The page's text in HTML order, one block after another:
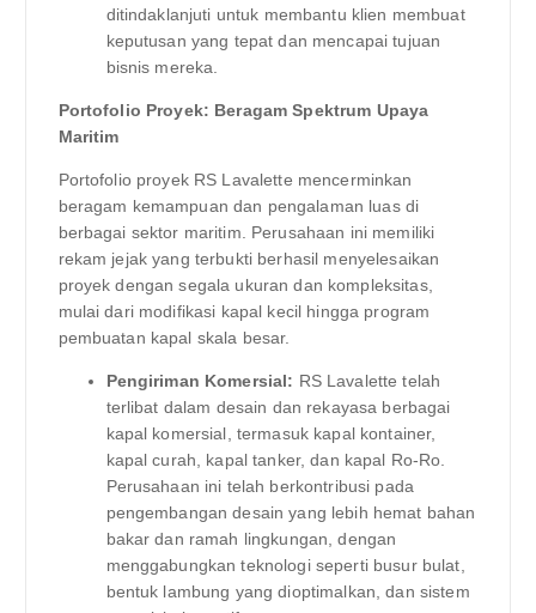
ditindaklanjuti untuk membantu klien membuat
keputusan yang tepat dan mencapai tujuan
bisnis mereka.
Portofolio Proyek: Beragam Spektrum Upaya
Maritim
Portofolio proyek RS Lavalette mencerminkan
beragam kemampuan dan pengalaman luas di
berbagai sektor maritim. Perusahaan ini memiliki
rekam jejak yang terbukti berhasil menyelesaikan
proyek dengan segala ukuran dan kompleksitas,
mulai dari modifikasi kapal kecil hingga program
pembuatan kapal skala besar.
Pengiriman Komersial: RS Lavalette telah
terlibat dalam desain dan rekayasa berbagai
kapal komersial, termasuk kapal kontainer,
kapal curah, kapal tanker, dan kapal Ro-Ro.
Perusahaan ini telah berkontribusi pada
pengembangan desain yang lebih hemat bahan
bakar dan ramah lingkungan, dengan
menggabungkan teknologi seperti busur bulat,
bentuk lambung yang dioptimalkan, dan sistem